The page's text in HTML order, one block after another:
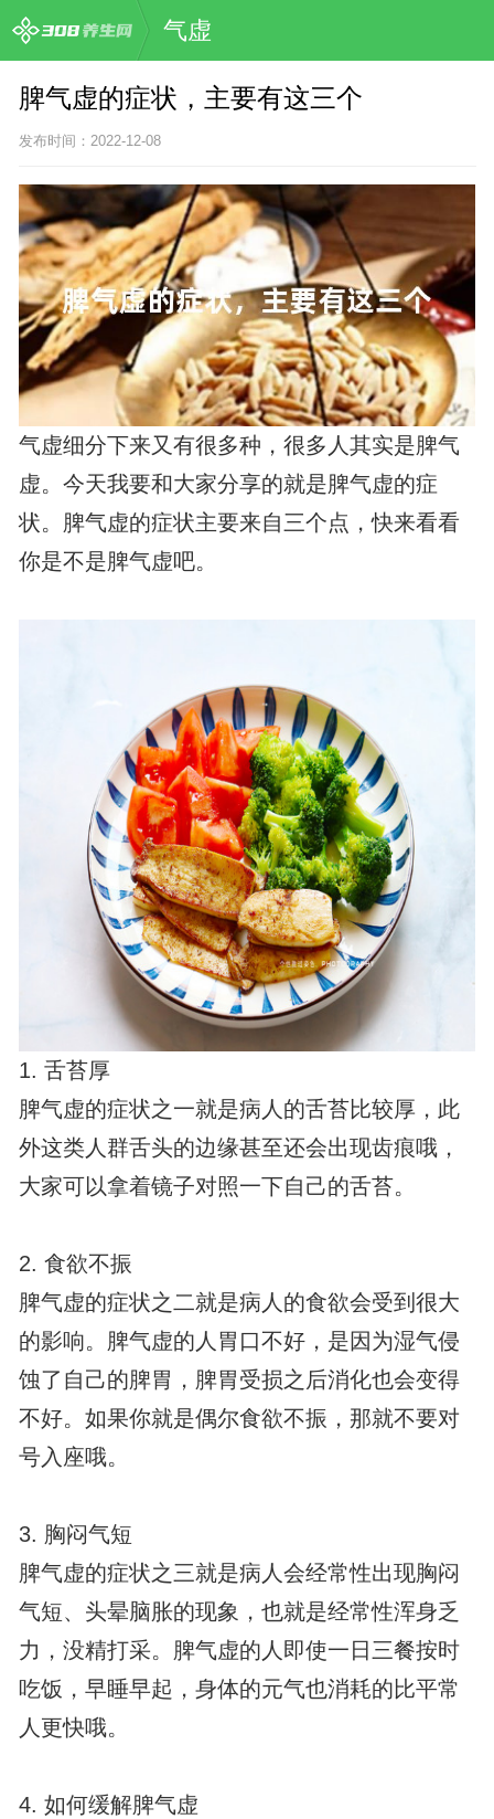
气虚
脾气虚的症状，主要有这三个
发布时间：2022-12-08
气虚细分下来又有很多种，很多人其实是脾气
虚。今天我要和大家分享的就是脾气虚的症
状。脾气虚的症状主要来自三个点，快来看看
你是不是脾气虚吧。
1. 舌苔厚
脾气虚的症状之一就是病人的舌苔比较厚，此
外这类人群舌头的边缘甚至还会出现齿痕哦，
大家可以拿着镜子对照一下自己的舌苔。
2. 食欲不振
脾气虚的症状之二就是病人的食欲会受到很大
的影响。脾气虚的人胃口不好，是因为湿气侵
蚀了自己的脾胃，脾胃受损之后消化也会变得
不好。如果你就是偶尔食欲不振，那就不要对
号入座哦。
3. 胸闷气短
脾气虚的症状之三就是病人会经常性出现胸闷
气短、头晕脑胀的现象，也就是经常性浑身乏
力，没精打采。脾气虚的人即使一日三餐按时
吃饭，早睡早起，身体的元气也消耗的比平常
人更快哦。
4. 如何缓解脾气虚